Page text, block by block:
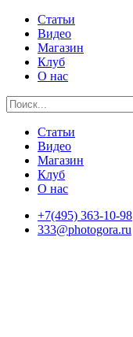
Статьи
Видео
Магазин
Клуб
О нас
Статьи
Видео
Магазин
Клуб
О нас
+7(495) 363-10-98
333@photogora.ru